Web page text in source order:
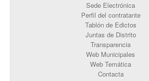
Sede Electrónica
Perfil del contratante
Tablón de Edictos
Juntas de Distrito
Transparencia
Web Municipales
Web Temática
Contacta